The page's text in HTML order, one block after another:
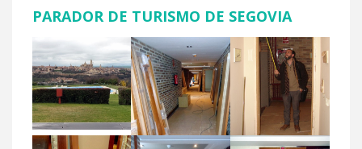
PARADOR DE TURISMO DE SEGOVIA